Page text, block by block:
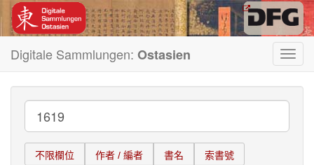
Digitale Sammlungen: Ostasien
不限欄位 作者 / 編者 書名 索書號